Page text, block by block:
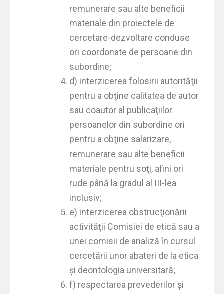
remunerare sau alte beneficii
materiale din proiectele de
cercetare-dezvoltare conduse
ori coordonate de persoane din
subordine;
d) interzicerea folosirii autorităţii
pentru a obţine calitatea de autor
sau coautor al publicaţiilor
persoanelor din subordine ori
pentru a obţine salarizare,
remunerare sau alte beneficii
materiale pentru soţi, afini ori
rude până la gradul al III-lea
inclusiv;
e) interzicerea obstrucţionării
activităţii Comisiei de etică sau a
unei comisii de analiză în cursul
cercetării unor abateri de la etica
şi deontologia universitară;
f) respectarea prevederilor şi